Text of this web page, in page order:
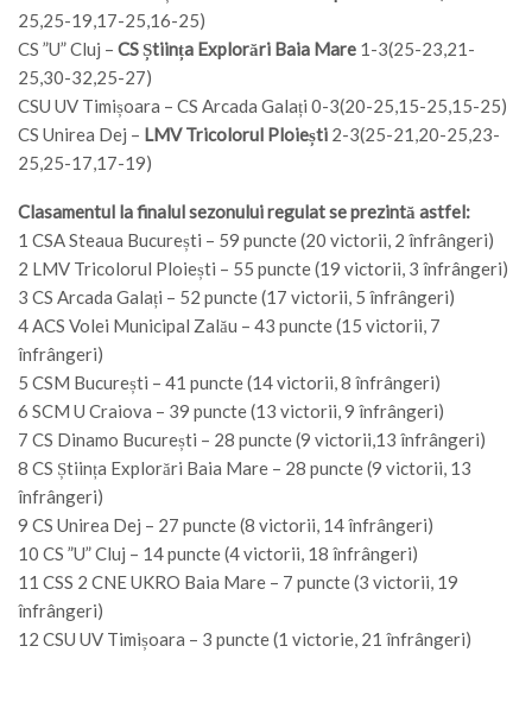
25,25-19,17-25,16-25)
CS ”U” Cluj – CS Știința Explorări Baia Mare 1-3(25-23,21-
25,30-32,25-27)
CSU UV Timișoara – CS Arcada Galați 0-3(20-25,15-25,15-25)
CS Unirea Dej – LMV Tricolorul Ploiești 2-3(25-21,20-25,23-
25,25-17,17-19)
Clasamentul la finalul sezonului regulat se prezintă astfel:
1 CSA Steaua București – 59 puncte (20 victorii, 2 înfrângeri)
2 LMV Tricolorul Ploiești – 55 puncte (19 victorii, 3 înfrângeri)
3 CS Arcada Galați – 52 puncte (17 victorii, 5 înfrângeri)
4 ACS Volei Municipal Zalău – 43 puncte (15 victorii, 7
înfrângeri)
5 CSM București – 41 puncte (14 victorii, 8 înfrângeri)
6 SCM U Craiova – 39 puncte (13 victorii, 9 înfrângeri)
7 CS Dinamo București – 28 puncte (9 victorii,13 înfrângeri)
8 CS Știința Explorări Baia Mare – 28 puncte (9 victorii, 13
înfrângeri)
9 CS Unirea Dej – 27 puncte (8 victorii, 14 înfrângeri)
10 CS ”U” Cluj – 14 puncte (4 victorii, 18 înfrângeri)
11 CSS 2 CNE UKRO Baia Mare – 7 puncte (3 victorii, 19
înfrângeri)
12 CSU UV Timișoara – 3 puncte (1 victorie, 21 înfrângeri)